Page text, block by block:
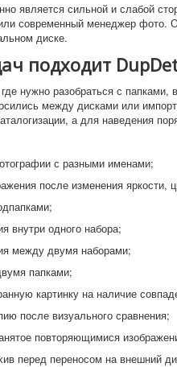
является сильной и слабой
современный менеджер фото.
диске.
подходит
нужно разобраться с папками,
между дисками или
а для наведения
с разными именами;
после изменения яркости,
внутри одного набора;
между двумя наборами;
папками;
картинку на наличие
после визуального сравнения;
повторяющимися
перед переносом на внешний